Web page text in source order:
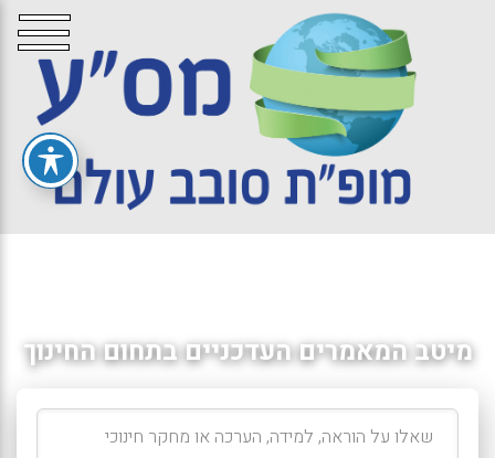
מיטב המאמרים העדכניים בתחום החינוך